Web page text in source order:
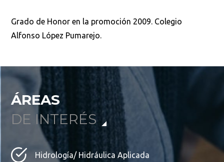
Grado de Honor en la promoción 2009. Colegio
Alfonso López Pumarejo.
ÁREAS
DE INTERÉS
Hidrología/ Hidráulica Aplicada